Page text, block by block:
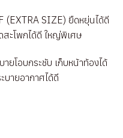
(EXTRA SIZE) ยืดหยุ่นได้ดี
สะโพกได้ดี ใหญ่พิเศษ
ยโอบกระชับ เก็บหน้าท้องได้
บายอากาศได้ดี